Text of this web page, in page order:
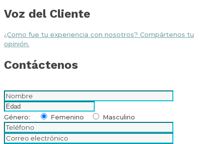
Voz del Cliente
¿Como fue tu experiencia con nosotros? Compártenos tu
opinión.
Contáctenos
Género: Femenino Masculino